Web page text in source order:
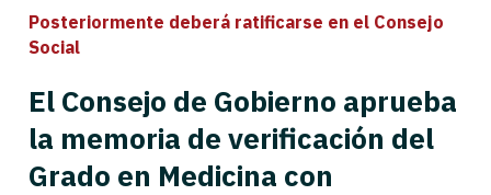
Posteriormente deberá ratificarse en el Consejo
Social
El Consejo de Gobierno aprueba
la memoria de verificación del
Grado en Medicina con